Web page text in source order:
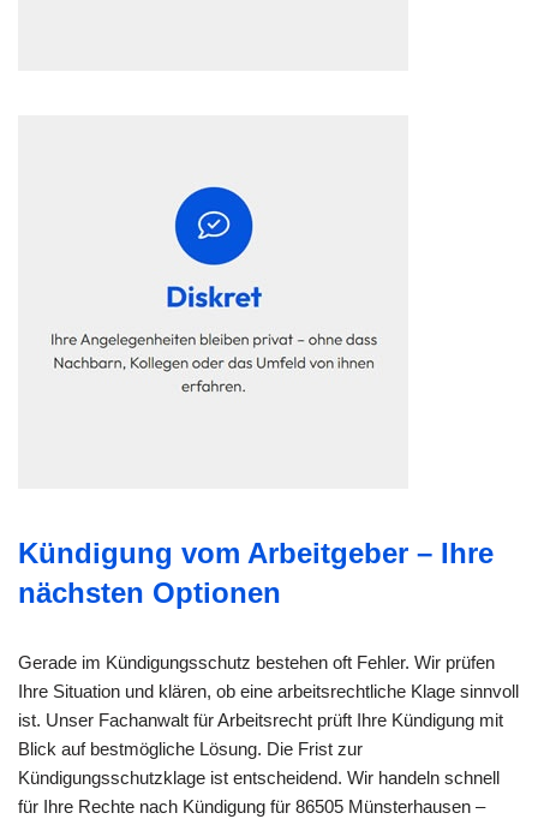
Kündigung vom Arbeitgeber – Ihre
nächsten Optionen
Gerade im Kündigungsschutz bestehen oft Fehler. Wir prüfen
Ihre Situation und klären, ob eine arbeitsrechtliche Klage sinnvoll
ist. Unser Fachanwalt für Arbeitsrecht prüft Ihre Kündigung mit
Blick auf bestmögliche Lösung. Die Frist zur
Kündigungsschutzklage ist entscheidend. Wir handeln schnell
für Ihre Rechte nach Kündigung für 86505 Münsterhausen –